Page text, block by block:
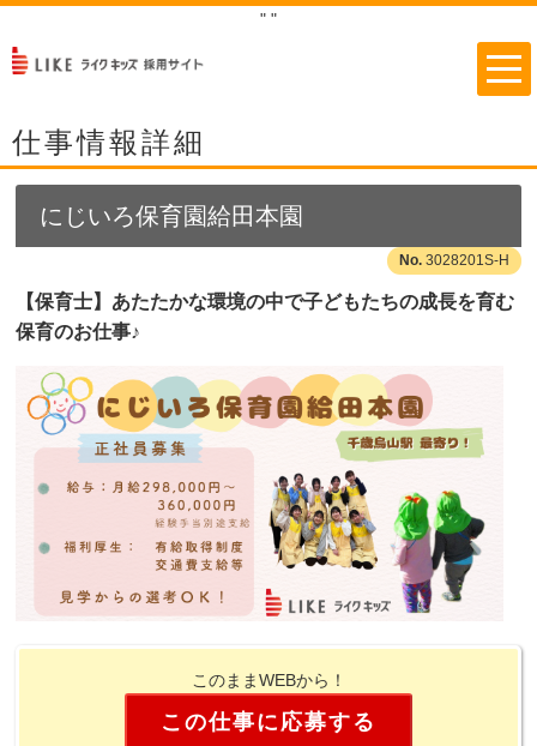
" "
仕事情報詳細
にじいろ保育園給田本園
3028201S-H
【保育士】あたたかな環境の中で子どもたちの成長を育む
保育のお仕事♪
このままWEBから！
この仕事に応募する